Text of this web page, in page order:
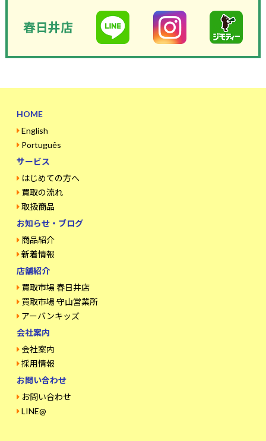
春日井店
HOME
English
Português
サービス
はじめての方へ
買取の流れ
取扱商品
お知らせ・ブログ
商品紹介
新着情報
店舗紹介
買取市場 春日井店
買取市場 守山営業所
アーバンキッズ
会社案内
会社案内
採用情報
お問い合わせ
お問い合わせ
LINE@